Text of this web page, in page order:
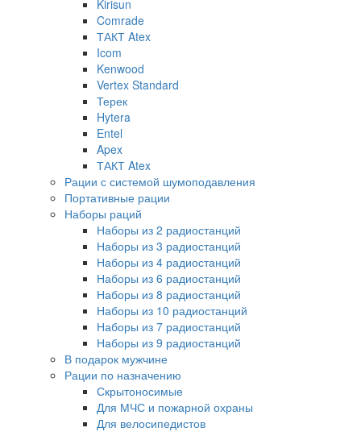
Kirisun
Comrade
ТАКТ Atex
Icom
Kenwood
Vertex Standard
Терек
Hytera
Entel
Apex
ТАКТ Atex
Рации с системой шумоподавления
Портативные рации
Наборы раций
Наборы из 2 радиостанций
Наборы из 3 радиостанций
Наборы из 4 радиостанций
Наборы из 6 радиостанций
Наборы из 8 радиостанций
Наборы из 10 радиостанций
Наборы из 7 радиостанций
Наборы из 9 радиостанций
В подарок мужчине
Рации по назначению
Скрытоносимые
Для МЧС и пожарной охраны
Для велосипедистов